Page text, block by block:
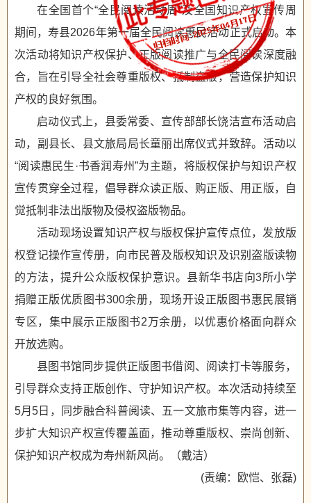
在全国首个“全民阅读活动周”及全国知识产权宣传周
期间，寿县2026年第一届全民阅读惠民活动正式启动。本
次活动将知识产权保护、正版阅读推广与全民阅读深度融
合，旨在引导全社会尊重版权、抵制盗版，营造保护知识
产权的良好氛围。
启动仪式上，县委常委、宣传部部长饶洁宣布活动启
动，副县长、县文旅局局长童丽出席仪式并致辞。活动以
“阅读惠民生·书香润寿州”为主题，将版权保护与知识产权
宣传贯穿全过程，倡导群众读正版、购正版、用正版，自
觉抵制非法出版物及侵权盗版物品。
活动现场设置知识产权与版权保护宣传点位，发放版
权登记操作宣传册，向市民普及版权知识及识别盗版读物
的方法，提升公众版权保护意识。县新华书店向3所小学
捐赠正版优质图书300余册，现场开设正版图书惠民展销
专区，集中展示正版图书2万余册，以优惠价格面向群众
开放选购。
县图书馆同步提供正版图书借阅、阅读打卡等服务，
引导群众支持正版创作、守护知识产权。本次活动持续至
5月5日，同步融合科普阅读、五一文旅市集等内容，进一
步扩大知识产权宣传覆盖面，推动尊重版权、崇尚创新、
保护知识产权成为寿州新风尚。（戴洁）
(责编：欧恺、张磊)